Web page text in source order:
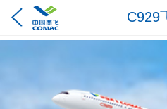
C929